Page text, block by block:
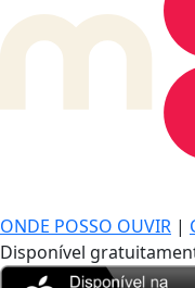
ONDE POSSO OUVIR |
Disponível